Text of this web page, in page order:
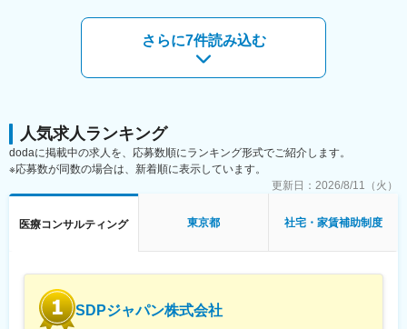
そんなジレンマを抱えている方にとって、大きなやりがいを実感
できる環境です。
（2）大幅年収UPが見込める環境
（3）40代～60代まで幅広く活躍中
最後の転職先として裁量を持って働きたい方におすすめな環境で
す。
変更の範囲：会社の定める業務
社に揃っています。自ら進んでそれらを吸収、活用し自身の力を
大いに発揮して下さい。
■大幅年収UPが見込める環境
入社後数年で年収1000万円超になった事例もあり、実績次第で大
同社独自の病院経営管理システム『Mil-Feel』（ミル・フィール）
を使い、BSC（バランスド・スコアカード）に基づいた独自の5つ
の視点を管理することで迅速な問題解決を行い、運営の効率化と
医療の質向上を図る直接支援が可能です。
■病院経営管理システム『Mil-Feel』（ミル・フィール）とは
ンサルティング株式会社）の経営支援を通じた情報システム構築
を基に生まれた独自のシステムです。
■当社の特徴
・BSCによる分析をベースに支援を展開。主に業務効率化・コス
ト削減を目的として改革に取り組んで頂きます。
・病院の経営受託を核として周辺サービスを展開し、地域で統合
さらに7件読み込む
人気求人ランキング
dodaに掲載中の求人を、応募数順にランキング形式でご紹介します。
※応募数が同数の場合は、新着順に表示しています。
更新日： 2026/8/11（火）
医療コンサルティング 東京都 社宅・家賃補助制度
SDPジャパン株式会社